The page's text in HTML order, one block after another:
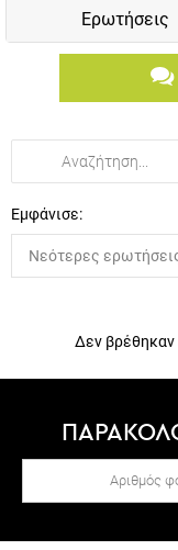
Ερωτήσεις
Εμφάνισε:
Δεν βρέθηκαν